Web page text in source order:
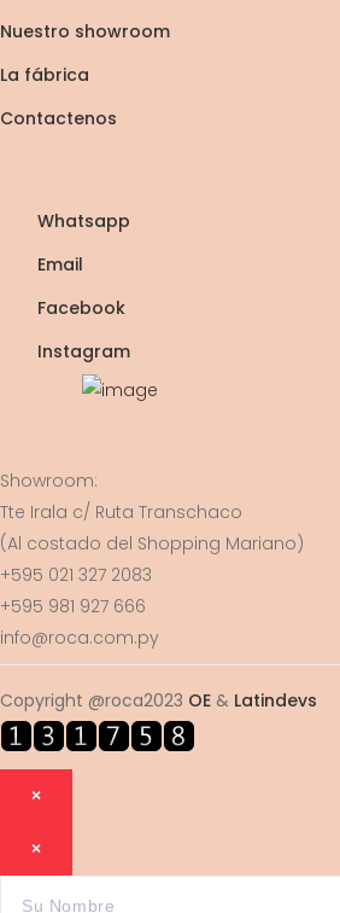
Nuestro showroom
La fábrica
Contactenos
Whatsapp
Email
Facebook
Instagram
Showroom:
Tte Irala c/ Ruta Transchaco
(Al costado del Shopping Mariano)
+595 021 327 2083
+595 981 927 666
info@roca.com.py
Copyright @roca2023 OE & Latindevs
×
×